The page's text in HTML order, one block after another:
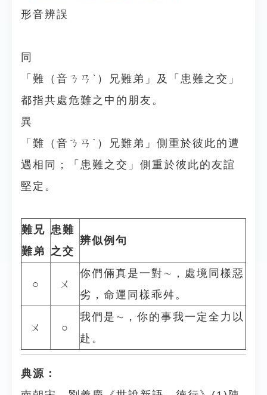
形音辨誤
同
「難（音ㄋㄢˋ）兄難弟」及「患難之交」
都指共處危難之中的朋友。
異
「難（音ㄋㄢˋ）兄難弟」側重於彼此的遭
遇相同；「患難之交」側重於彼此的友誼
堅定。
難兄
難弟
患難
之交
辨似例句
○ ㄨ
你們倆真是一對∼，處境同樣惡
劣，命運同樣乖舛。
ㄨ ○
我們是∼，你的事我一定全力以
赴。
典源：